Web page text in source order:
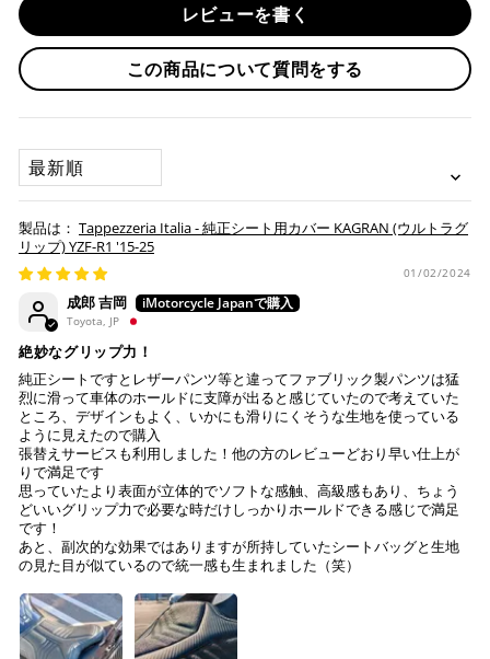
納期
作業納期については、お預かりしてから約1週間程度で発送さ
せていただきますが、受付状況により前後する場合もござい
承諾
本サービスをご利用いただく場合、下記事項について同意い
ただいたものとみなします。
納期について
お預かりするシートは間違いなく該当車種専用の純正シ
ートで、加工をしていない
純正シートにダメージはない (シートベースの歪みや割
れ、スポンジの破れ等)
Tappezzeria Italia製品は、純正シートの形状に合わせて
製造されておりますが、シートの状態により弊社で作業
不可と判断した場合には、ご連絡の上返送させていただ
く場合もございます。
送っていただいた純正シートが、適合外の車両と発覚
任を負いません。
作業後、仕上がりを確認し発送させていただきますの
で、その後の張り直しについてはお受けできかねます。
いつもの楽天IDとパスワードを使ってスムーズなお支払
いが可能です。
「お得」な楽天ペイをご利用ください。
※ 楽天ポイントが貯まるのは楽天カード・楽天ポイン
ト・楽天ペイ残高でのお支払いに限ります。
※ 現在楽天ペイでご使用頂けるクレジットカードは
Visa、Mastercard、JCBのみです。
キャッシュレス決済
上記キャッシュレス決済アカウントからご希望のお支払
い方法をご選択頂き、クリックするだけで簡単に支払い
が完了します。
※ ご利用には事前にPayPay、Apple Payの利用登録が
必要です。
コンビニ決済(事前決済)
１回のご注文で商品代金合計が¥11,000(税込）以上の場合
は、送料が無料となります。
※通常送料は¥770(税込)です。
ヤマト運輸になります。 配送会社の指定はできかねます。
レビューを書く
この商品について質問をする
SORT BY
Tappezzeria Italia - 純正シート用カバー KAGRAN (ウルトラグ
リップ) YZF-R1 '15-25
01/02/2024
成郎 吉岡
Toyota, JP
絶妙なグリップ力！
純正シートですとレザーパンツ等と違ってファブリック製パンツは猛
烈に滑って車体のホールドに支障が出ると感じていたので考えていた
ところ、デザインもよく、いかにも滑りにくそうな生地を使っている
ように見えたので購入
張替えサービスも利用しました！他の方のレビューどおり早い仕上が
りで満足です
思っていたより表面が立体的でソフトな感触、高級感もあり、ちょう
どいいグリップ力で必要な時だけしっかりホールドできる感じで満足
です！
あと、副次的な効果ではありますが所持していたシートバッグと生地
の見た目が似ているので統一感も生まれました（笑）